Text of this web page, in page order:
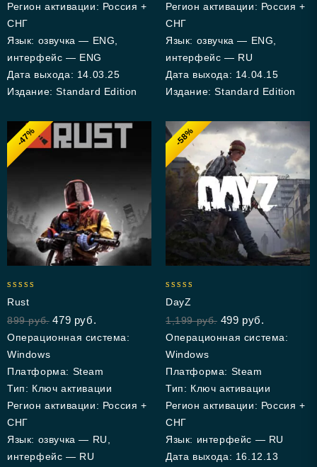
Регион активации: Россия +
СНГ
Язык: озвучка — ENG,
интерфейс — ENG
Дата выхода: 14.03.25
Издание: Standard Edition
Регион активации: Россия +
СНГ
Язык: озвучка — ENG,
интерфейс — RU
Дата выхода: 14.04.15
Издание: Standard Edition
-47%
out of 5
Rust
899руб. 479 руб.
Операционная система:
Windows
Платформа: Steam
Тип: Ключ активации
Регион активации: Россия +
СНГ
Язык: озвучка — RU,
интерфейс — RU
-58%
out of 5
DayZ
1,199руб. 499 руб.
Операционная система:
Windows
Платформа: Steam
Тип: Ключ активации
Регион активации: Россия +
СНГ
Язык: интерфейс — RU
Дата выхода: 16.12.13